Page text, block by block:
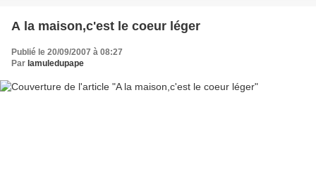
A la maison,c'est le coeur léger
Publié le 20/09/2007 à 08:27
Par lamuledupape